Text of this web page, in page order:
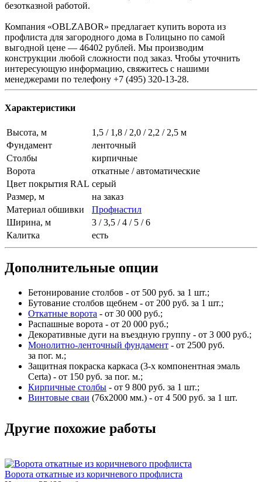
безотказной работой.
Компания «OBLZABOR» предлагает купить ворота из
профлиста для загородного дома в Голицыно по самой
выгодной цене — 46402 рублей. Мы производим
конструкции любой сложности под заказ. Чтобы уточнить
интересующую информацию, свяжитесь с нашими
менеджерами по телефону +7 (495) 320-13-28.
Характеристики
Высота, м
1,5 / 1,8 / 2,0 / 2,2 / 2,5 м
Фундамент
ленточный
Столбы
кирпичные
Ворота
откатные / автоматические
Цвет покрытия RAL серый
Размер, м
на заказ
Материал обшивки
Профнастил
Ширина, м
3 / 3,5 / 4 / 5 / 6
Калитка
есть
Дополнительные опции
Бетонирование столбов - от 500 руб. за 1 шт.;
Бутование столбов щебнем - от 200 руб. за 1 шт.;
Откатные ворота - от 30 000 руб.;
Распашные ворота - от 20 000 руб.;
Декоративные дуги на въездную группу - от 3 000 руб.;
Монолитно-ленточный фундамент - от 2500 руб.
за пог. м.;
Защитная покраска каркаса (3-х компонентная эмаль
Certa) - от 150 руб. за пог. м.;
Кирпичные столбы - от 9 800 руб. за 1 шт.;
Винтовые сваи (76x2000 мм.) - от 4 500 руб. за 1 шт.
Другие похожие работы
Ворота откатные из коричневого профлиста